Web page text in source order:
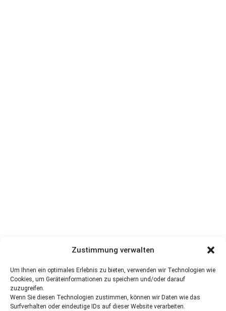
Zustimmung verwalten
Um Ihnen ein optimales Erlebnis zu bieten, verwenden wir Technologien wie
Cookies, um Geräteinformationen zu speichern und/oder darauf
zuzugreifen.
Wenn Sie diesen Technologien zustimmen, können wir Daten wie das
Surfverhalten oder eindeutige IDs auf dieser Website verarbeiten.